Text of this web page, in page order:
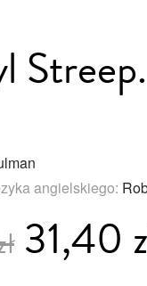
angielskiego:
31,40